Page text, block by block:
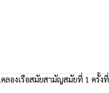
ลองเรือสมัยสามัญสมัยที่ 1 ครั้งที่